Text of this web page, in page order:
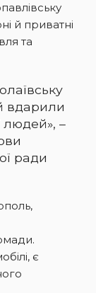
й приватні
та
вдарили
–
ради
є